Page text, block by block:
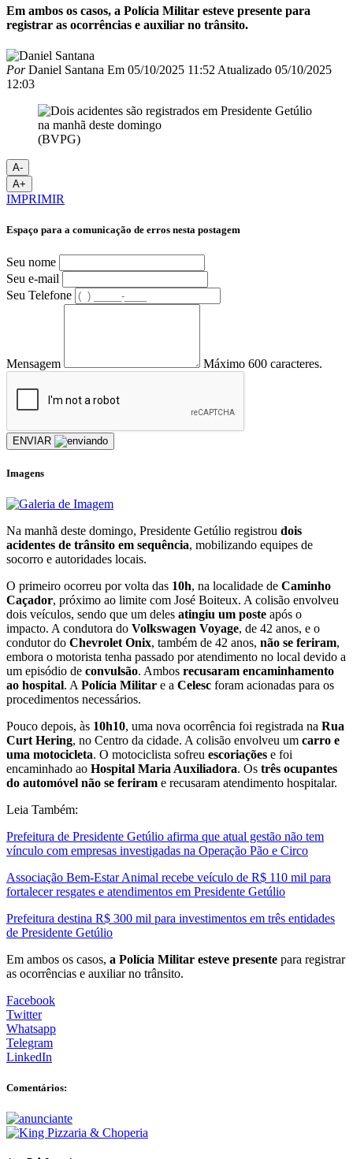
Em ambos os casos, a Polícia Militar esteve presente para
registrar as ocorrências e auxiliar no trânsito.
PorDaniel Santana Em 05/10/2025 11:52 Atualizado 05/10/2025
12:03
(BVPG)
A-
A+
IMPRIMIR
Espaço para a comunicação de erros nesta postagem
Seu nome
Seu e-mail
Seu Telefone
Mensagem Máximo 600 caracteres.
ENVIAR
Imagens
Na manhã deste domingo, Presidente Getúlio registrou dois
acidentes de trânsito em sequência, mobilizando equipes de
socorro e autoridades locais.
O primeiro ocorreu por volta das 10h, na localidade de Caminho
Caçador, próximo ao limite com José Boiteux. A colisão envolveu
dois veículos, sendo que um deles atingiu um poste após o
impacto. A condutora do Volkswagen Voyage, de 42 anos, e o
condutor do Chevrolet Onix, também de 42 anos, não se feriram,
embora o motorista tenha passado por atendimento no local devido a
um episódio de convulsão. Ambos recusaram encaminhamento
ao hospital. A Polícia Militar e a Celesc foram acionadas para os
procedimentos necessários.
Pouco depois, às 10h10, uma nova ocorrência foi registrada na Rua
Curt Hering, no Centro da cidade. A colisão envolveu um carro e
uma motocicleta. O motociclista sofreu escoriações e foi
encaminhado ao Hospital Maria Auxiliadora. Os três ocupantes
do automóvel não se feriram e recusaram atendimento hospitalar.
Leia Também:
Prefeitura de Presidente Getúlio afirma que atual gestão não tem
vínculo com empresas investigadas na Operação Pão e Circo
Associação Bem-Estar Animal recebe veículo de R$ 110 mil para
fortalecer resgates e atendimentos em Presidente Getúlio
Prefeitura destina R$ 300 mil para investimentos em três entidades
de Presidente Getúlio
Em ambos os casos, a Polícia Militar esteve presente para registrar
as ocorrências e auxiliar no trânsito.
Facebook
Twitter
Whatsapp
Telegram
LinkedIn
Comentários: